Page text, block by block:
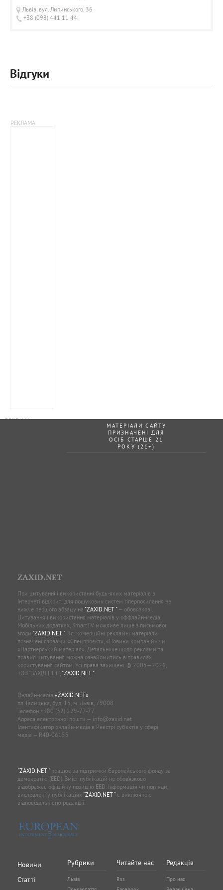
Львів, вул. Липинського, 36
+38 (098) 441 11 44
Відгуки
МАТЕРІАЛИ САЙТУ
ПРИЗНАЧЕНІ ДЛЯ
ОСІБ СТАРШЕ 21
РОКУ (21+)
ZAXID.NET
При цитуванні і використанні будь-яких матеріалів в
Інтернеті відкриті для пошукових систем гіперпосилання не
нижче першого абзацу на "ZAXID.NET "— обов’язкові.
Цитування і використання матеріалів у оффлайн-медіа,
Мобільних додатках, SmartTV можливе лише з письмової
згоди "ZAXID.NET ". Всі комерційні рекламні матеріали
позначені словами «Спецпроєкт», «Новини компаній» чи
«Партнерський матеріал». Детальніше щодо реклами та
правил цитування можна ознайомитись в правилах
користування сайтом. Усі права захищені. © 2005—2026,
ТОВ “ЗАХІД.НЕТ”, "ZAXID.NET ".
Онлайн-медіа «ZAXID.NET»
пл. Галицька, буд. 15, м. Львів, 79008
Телефон +380 (32) 229-77-77
Адреса електронної пошти — info@zaxid.net
Ідентифікатор онлайн-медіа в Реєстрі суб'єктів у сфері
медіа — R40-06155
"ZAXID.NET "працює за підтримки Європейського фонду за
демократію (EED). Зміст публікацій не обов’язково
відображає офіційну позицію EED. Інформація чи погляди,
висловлені у публікаціях "ZAXID.NET "є виключною
відповідальністю редакції.
Новини
Статті
Рубрики
Львів
Читайте нас
Rss
Редакція
Про нас